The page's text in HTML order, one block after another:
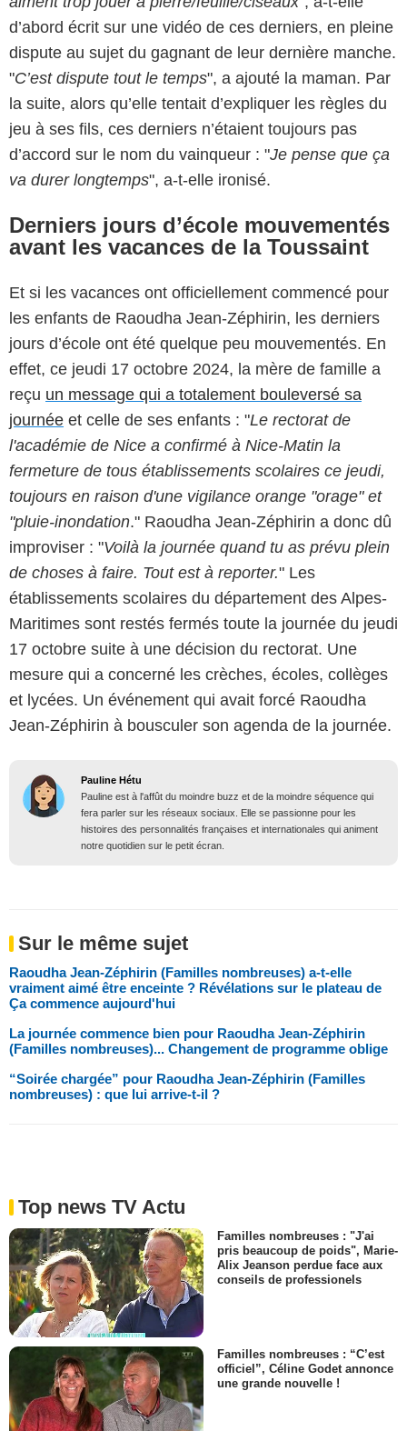
d’abord écrit sur une vidéo de ces derniers, en pleine
dispute au sujet du gagnant de leur dernière manche.
"C’est dispute tout le temps", a ajouté la maman. Par
la suite, alors qu’elle tentait d’expliquer les règles du
jeu à ses fils, ces derniers n’étaient toujours pas
d’accord sur le nom du vainqueur : "Je pense que ça
va durer longtemps", a-t-elle ironisé.
Derniers jours d’école mouvementés
avant les vacances de la Toussaint
Et si les vacances ont officiellement commencé pour
les enfants de Raoudha Jean-Zéphirin, les derniers
jours d’école ont été quelque peu mouvementés. En
effet, ce jeudi 17 octobre 2024, la mère de famille a
reçu un message qui a totalement bouleversé sa
journée et celle de ses enfants : "Le rectorat de
l'académie de Nice a confirmé à Nice-Matin la
fermeture de tous établissements scolaires ce jeudi,
toujours en raison d'une vigilance orange "orage" et
"pluie-inondation." Raoudha Jean-Zéphirin a donc dû
improviser : "Voilà la journée quand tu as prévu plein
de choses à faire. Tout est à reporter." Les
établissements scolaires du département des Alpes-
Maritimes sont restés fermés toute la journée du jeudi
17 octobre suite à une décision du rectorat. Une
mesure qui a concerné les crèches, écoles, collèges
et lycées. Un événement qui avait forcé Raoudha
Jean-Zéphirin à bousculer son agenda de la journée.
Pauline Hétu
Pauline est à l'affût du moindre buzz et de la moindre séquence qui
fera parler sur les réseaux sociaux. Elle se passionne pour les
histoires des personnalités françaises et internationales qui animent
notre quotidien sur le petit écran.
Sur le même sujet
Raoudha Jean-Zéphirin (Familles nombreuses) a-t-elle
vraiment aimé être enceinte ? Révélations sur le plateau de
Ça commence aujourd'hui
La journée commence bien pour Raoudha Jean-Zéphirin
(Familles nombreuses)... Changement de programme oblige
“Soirée chargée” pour Raoudha Jean-Zéphirin (Familles
nombreuses) : que lui arrive-t-il ?
Top news TV Actu
Familles nombreuses : "J'ai
pris beaucoup de poids", Marie-
Alix Jeanson perdue face aux
conseils de professionels
Familles nombreuses : “C’est
officiel”, Céline Godet annonce
une grande nouvelle !